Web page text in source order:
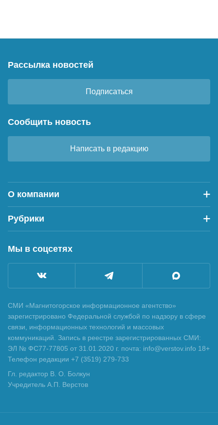
Рассылка новостей
Подписаться
Сообщить новость
Написать в редакцию
О компании
Рубрики
Мы в соцсетях
СМИ «Магнитогорское информационное агентство»
зарегистрировано Федеральной службой по надзору в сфере
связи, информационных технологий и массовых
коммуникаций. Запись в реестре зарегистрированных СМИ:
ЭЛ № ФС77-77805 от 31.01.2020 г. почта: info@verstov.info 18+
Телефон редакции +7 (3519) 279-733
Гл. редактор В. О. Болкун
Учредитель А.П. Верстов